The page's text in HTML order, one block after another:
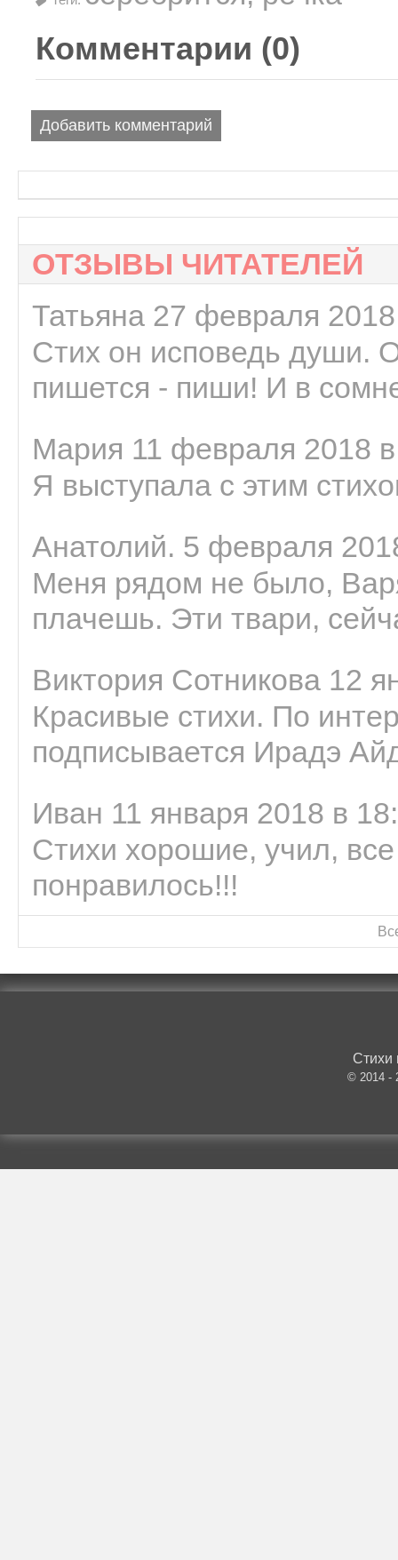
Комментарии (0)
Добавить комментарий
ОТЗЫВЫ ЧИТАТЕЛЕЙ
Татьяна 27 февраля
Стих он исповедь души.
пишется - пиши! И в
Мария 11 февраля 2018
Я выступала с этим
Анатолий. 5 февраля
Меня рядом не было,
плачешь. Эти твари,
Виктория Сотникова 12
Красивые стихи. По
подписывается Ирадэ
Иван 11 января 2018 в
Стихи хорошие, учил,
понравилось!!!
Стихи
© 2014 -